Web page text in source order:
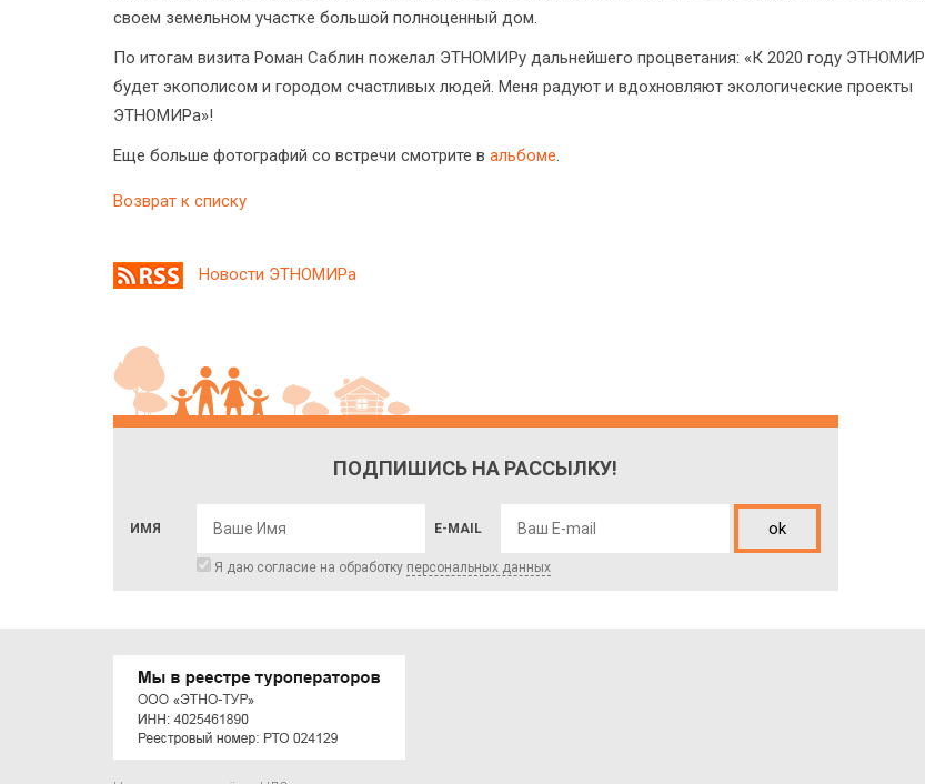
своем земельном участке большой полноценный дом.
По итогам визита Роман Саблин пожелал ЭТНОМИРу дальнейшего процветания: «К 2020 году ЭТНОМИР
будет экополисом и городом счастливых людей. Меня радуют и вдохновляют экологические проекты
ЭТНОМИРа»!
Еще больше фотографий со встречи смотрите в альбоме.
Возврат к списку
Новости ЭТНОМИРа
ПОДПИШИСЬ НА РАССЫЛКУ!
ИМЯ E-MAIL ok
Я даю согласие на обработку персональных данных